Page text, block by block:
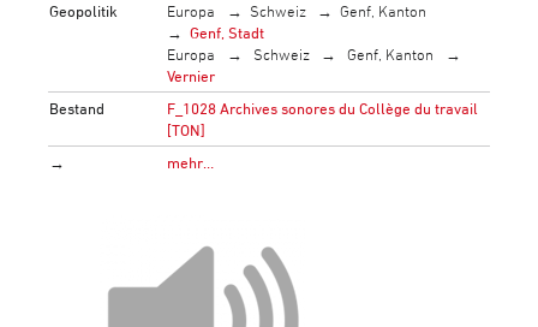
Geopolitik
Europa Schweiz
Genf, Kanton
Genf, Stadt
Europa
Schweiz
Genf, Kanton
Vernier
Bestand
F_1028 Archives sonores du Collège du travail
[TON]
→
mehr…